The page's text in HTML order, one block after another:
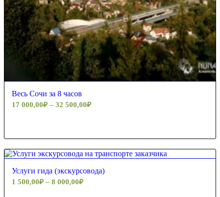
5.00
Весь Сочи за 8 часов
17 000,00₽ – 32 500,00₽
5.00
Услуги гида (экскурсовода)
1 500,00₽ – 8 000,00₽